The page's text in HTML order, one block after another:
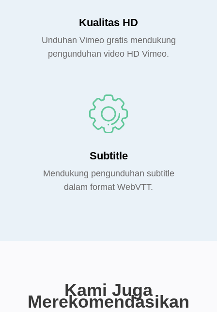
Kualitas HD
Unduhan Vimeo gratis mendukung
pengunduhan video HD Vimeo.
Subtitle
Mendukung pengunduhan subtitle
dalam format WebVTT.
Kami Juga
Merekomendasikan